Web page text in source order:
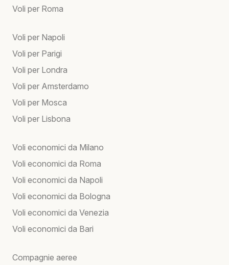
Voli per Roma
Voli per Napoli
Voli per Parigi
Voli per Londra
Voli per Amsterdamo
Voli per Mosca
Voli per Lisbona
Voli economici da Milano
Voli economici da Roma
Voli economici da Napoli
Voli economici da Bologna
Voli economici da Venezia
Voli economici da Bari
Compagnie aeree